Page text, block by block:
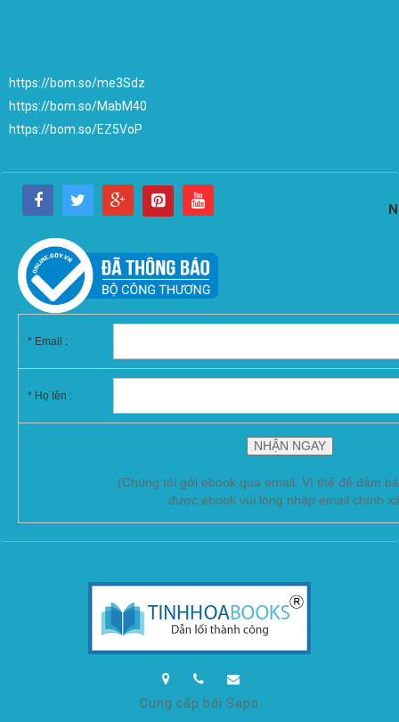
https://bom.so/me3Sdz
https://bom.so/MabM40
https://bom.so/EZ5VoP
* Email :
* Họ tên :
(Chúng tôi gởi ebook qua email. Vì thế để đảm
được ebook vui lòng nhập email chính
Cung cấp bởi Sapo